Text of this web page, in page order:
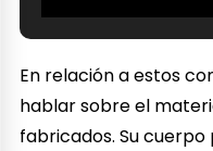
En relación a estos
hablar sobre el
fabricados. Su